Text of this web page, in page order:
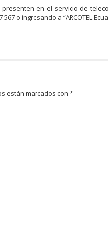
en el servicio de
o ingresando a “ARCOTEL
están marcados con*